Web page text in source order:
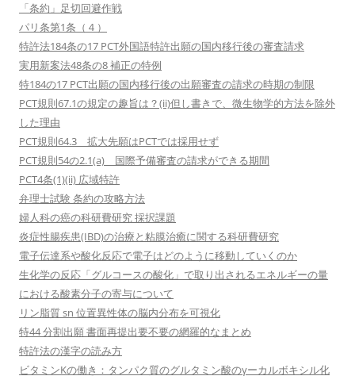
「条約」足切回避作戦
パリ条第1条（４）
特許法184条の17 PCT外国語特許出願の国内移行後の審査請求
実用新案法48条の8 補正の特例
特184の17 PCT出願の国内移行後の出願審査の請求の時期の制限
PCT規則67.1の規定の趣旨は？(ii)但し書きで、微生物学的方法を除外
した理由
PCT規則64.3 拡大先願はPCTでは採用せず
PCT規則54の2.1(a) 国際予備審査の請求ができる期間
PCT4条(1)(ii) 広域特許
弁理士試験 条約の攻略方法
婦人科の癌の科研費研究 採択課題
炎症性腸疾患(IBD)の治療と粘膜治癒に関する科研費研究
電子伝達系や酸化反応で電子はどのように移動していくのか
生化学の反応「グルコースの酸化」で取り出されるエネルギーの量
における酸素分子の寄与について
リン脂質 sn 位置異性体の脳内分布を可視化
特44 分割出願 書面再提出要不要の網羅的なまとめ
特許法の漢字の読み方
ビタミンKの働き：タンパク質のグルタミン酸のγーカルボキシル化